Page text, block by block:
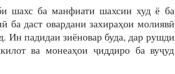
шахс ба манфиати шахсии худ ё ба
ба даст овардани захираҳои молиявӣ
Ин падидаи зиёновар буда, дар рушди
ва монеаҳои ҷиддиро ба вуҷуд